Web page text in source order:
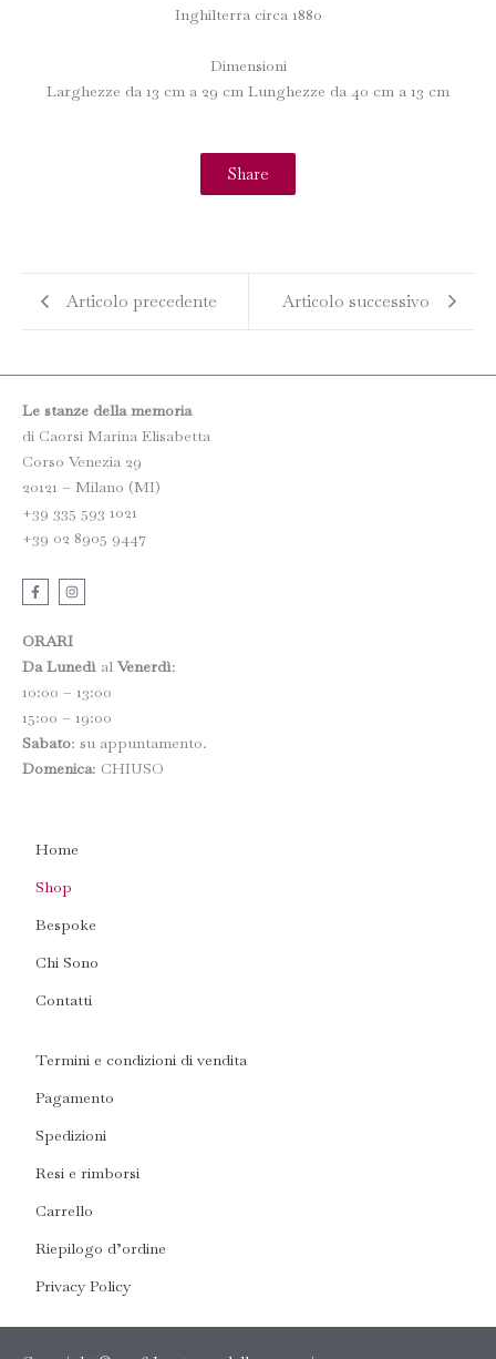
Inghilterra circa 1880
Dimensioni
Larghezze da 13 cm a 29 cm Lunghezze da 40 cm a 13 cm
Share
Articolo precedente Articolo successivo
Le stanze della memoria
di Caorsi Marina Elisabetta
Corso Venezia 29
20121 – Milano (MI)
+39 335 593 1021
+39 02 8905 9447
F
a
c
b
o
o
k
-
I
n
s
a
g
r
a
m
ORARI
Da Lunedì al Venerdì:
10:00 – 13:00
15:00 – 19:00
Sabato: su appuntamento.
Domenica: CHIUSO
Home
Shop
Bespoke
Chi Sono
Contatti
Termini e condizioni di vendita
Pagamento
Spedizioni
Resi e rimborsi
Carrello
Riepilogo d’ordine
Privacy Policy